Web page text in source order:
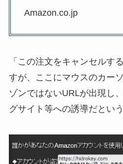
Amazon.co.jp
「この注文をキャンセルす
すが、ここにマウスのカー
ゾンではないURLが出現し
グサイト等への誘導だとい